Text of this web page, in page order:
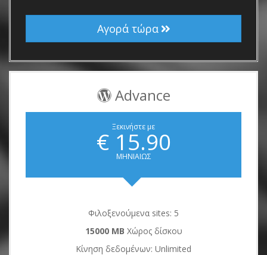
Αγορά τώρα
Advance
Ξεκινήστε με
€ 15.90
ΜΗΝΙΑΙΩΣ
Φιλοξενούμενα sites: 5
15000 MB Χώρος δίσκου
Κίνηση δεδομένων: Unlimited